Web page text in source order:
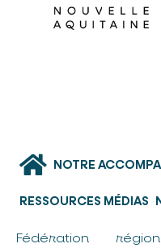
NOTRE
RESSOURCES MÉDIAS
Fédération